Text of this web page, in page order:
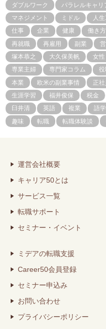
ダブルワーク
パラレルキャリ
マネジメント
ミドル 人
仕事
企業 健康 働き方
再就職
再雇用 副業
塚本恭之
大久保美帆 女性
専業主婦
専門家コラム 役
本業
欧米の副業事情 正社
生涯学習
福井俊保 税金
臼井清
英語 複業 語
趣味
転職 転職体験談
運営会社概要
キャリア50とは
サービス一覧
転職サポート
セミナー・イベント
ミデアの転職支援
Career50会員登録
セミナー申込み
お問い合わせ
プライバシーポリシー